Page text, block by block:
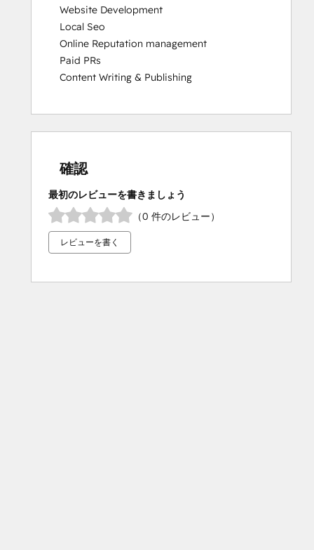
Website Development
Local Seo
Online Reputation management
Paid PRs
Content Writing & Publishing
確認
最初のレビューを書きましょう
（0 件のレビュー）
レビューを書く